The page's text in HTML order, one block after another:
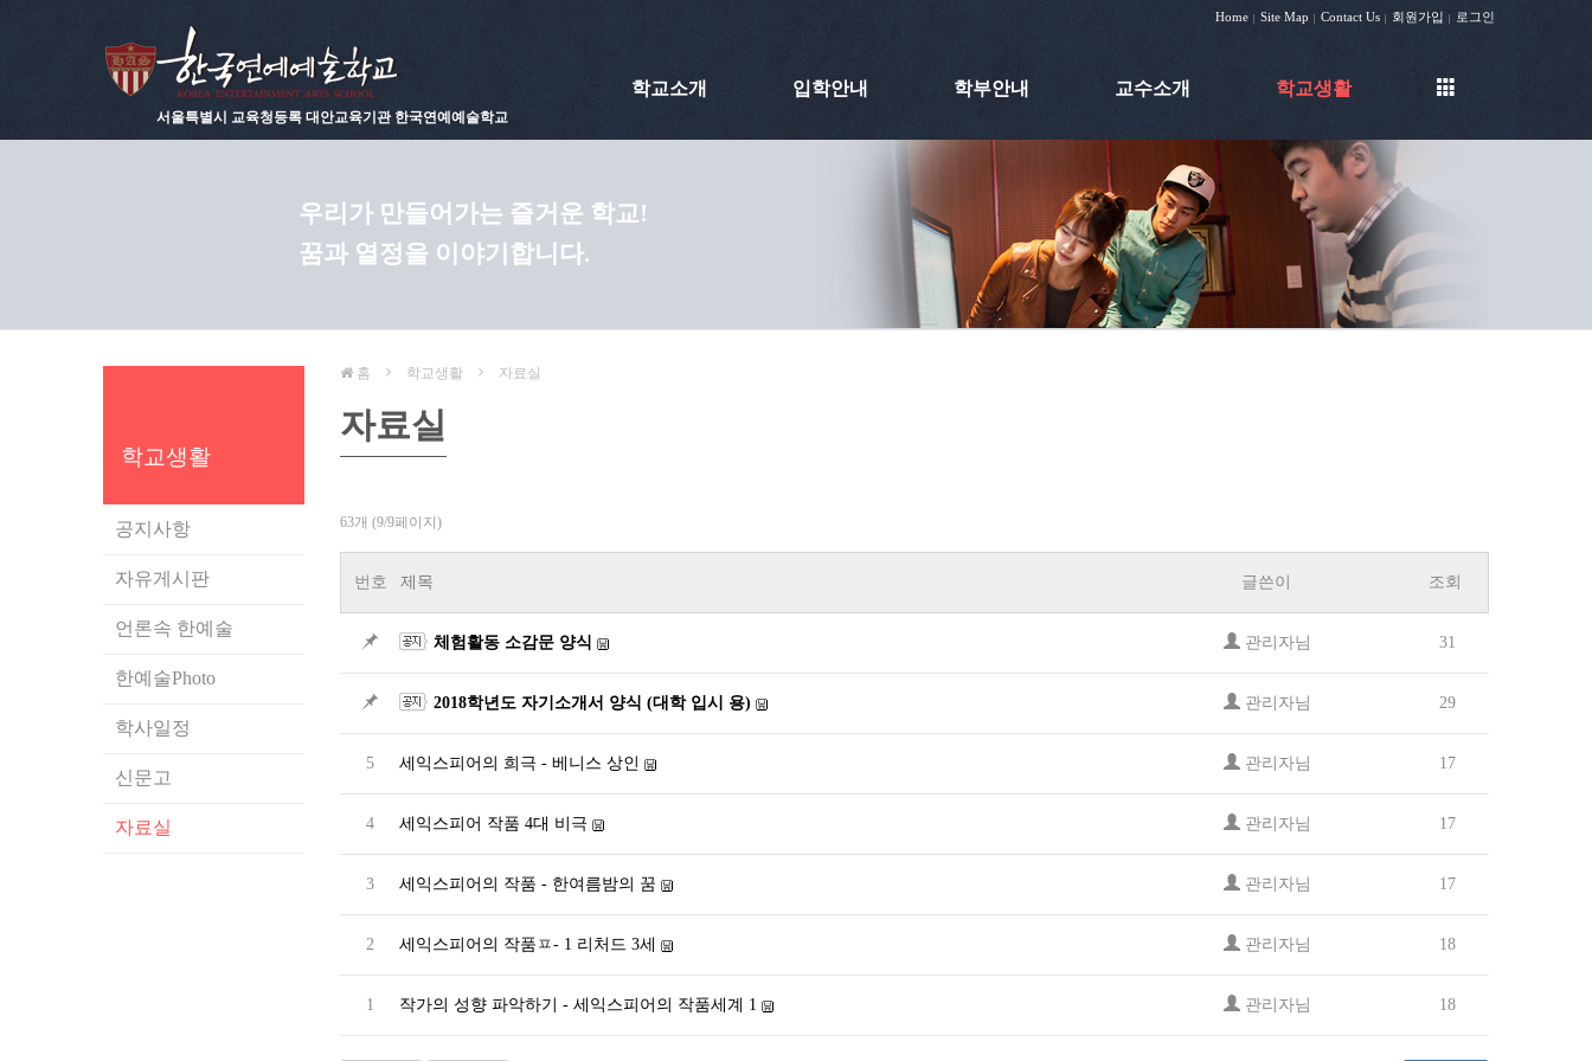
학교소개 입학안내 학부안내 교수소개 학교생활
서울특별시 교육청등록 대안교육기관 한국연예예술학교
Home Site Map Contact Us 회원가입 로그인
우리가 만들어가는 즐거운 학교!
꿈과 열정을 이야기합니다.
학교생활
공지사항
자유게시판
언론속 한예술
한예술Photo
학사일정
신문고
자료실
홈 학교생활 자료실
자료실
63개 (9/9페이지)
번호 제목 글쓴이 조회
체험활동 소감문 양식 관리자님 31
2018학년도 자기소개서 양식 (대학 입시 용) 관리자님 29
5 세익스피어의 희극 - 베니스 상인 관리자님 17
4 세익스피어 작품 4대 비극 관리자님 17
3 세익스피어의 작품 - 한여름밤의 꿈 관리자님 17
2 세익스피어의 작품ㅍ- 1 리처드 3세 관리자님 18
1 작가의 성향 파악하기 - 세익스피어의 작품세계 1 관리자님 18